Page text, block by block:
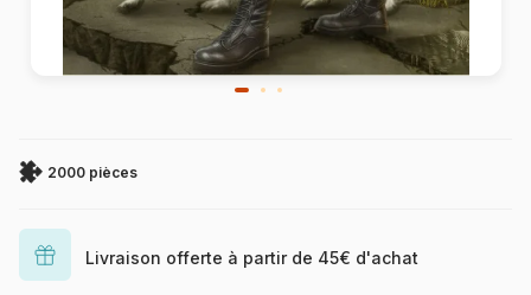
2000 pièces
Livraison offerte à partir de 45€ d'achat